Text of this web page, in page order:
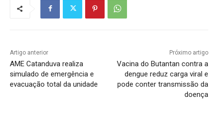
Artigo anterior
AME Catanduva realiza
simulado de emergência e
evacuação total da unidade
Próximo artigo
Vacina do Butantan contra a
dengue reduz carga viral e
pode conter transmissão da
doença